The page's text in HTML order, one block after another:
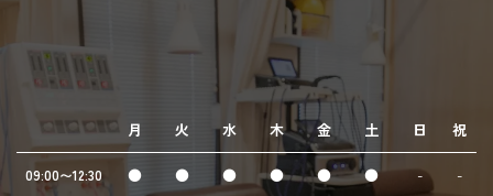
月 火 水 木 金 土 日 祝
09:00〜12:30 ● ● ● ● ● ● - -